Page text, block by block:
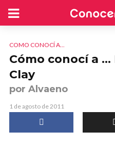
COMO CONOCÍ A...
Cómo conocí a
Clay
por Alvaeno
1 de agosto de 2011